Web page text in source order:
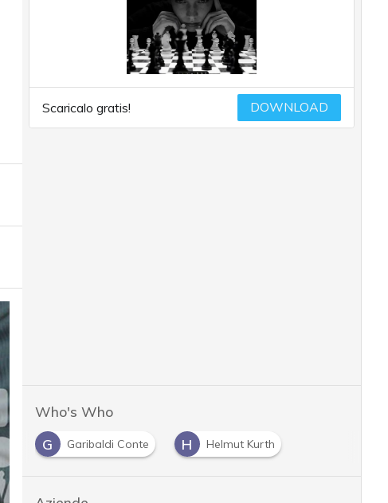
Scaricalo gratis! DOWNLOAD
Who's Who
G
Garibaldi Conte H Helmut Kurth